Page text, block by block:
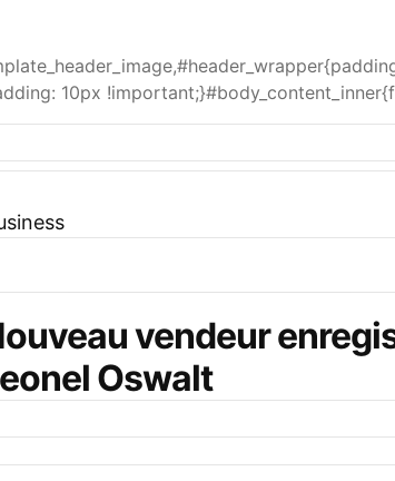
10px
vendeur
Oswalt